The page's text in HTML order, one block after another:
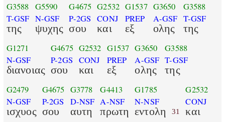
G3588
T-GSF
της
G5590
N-GSF
ψυχης
G4675
P-2GS
σου
G2532
CONJ
και
G1537
PREP
εξ
G3650
A-GSF
ολης
G3588
T-GSF
της
G1271
N-GSF
διανοιας
G4675
P-2GS
σου
G2532
CONJ
και
G1537
PREP
εξ
G3650
A-GSF
ολης
G3588
T-GSF
της
G2479
N-GSF
ισχυος
G4675
P-2GS
σου
G3778
D-NSF
αυτη
G4413
A-NSF
πρωτη
G1785
N-NSF
εντολη 31
G2532
CONJ
και